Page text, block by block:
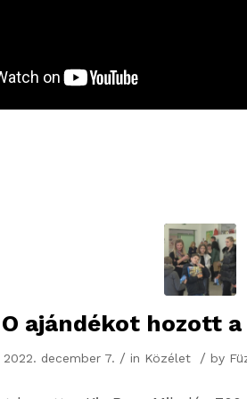
ajándékot hozott
2022. december 7. / in Közélet / by